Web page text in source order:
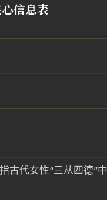
信息表
古代女性“三从四德”